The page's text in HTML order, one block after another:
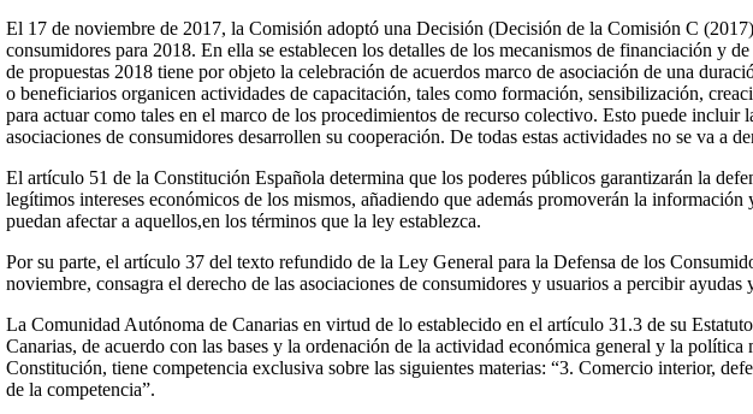
El 17 de noviembre de 2017, la Comisión adoptó una Decisión (Decisión de la Comisión C
consumidores para 2018. En ella se establecen los detalles de los mecanismos de financiación y
de propuestas 2018 tiene por objeto la celebración de acuerdos marco de asociación de una
o beneficiarios organicen actividades de capacitación, tales como formación, sensibilización,
para actuar como tales en el marco de los procedimientos de recurso colectivo. Esto puede
asociaciones de consumidores desarrollen su cooperación. De todas estas actividades no se va a
El artículo 51 de la Constitución Española determina que los poderes públicos garantizarán la
legítimos intereses económicos de los mismos, añadiendo que además promoverán la
puedan afectar a aquellos,en los términos que la ley establezca.
Por su parte, el artículo 37 del texto refundido de la Ley General para la Defensa de los
noviembre, consagra el derecho de las asociaciones de consumidores y usuarios a percibir
La Comunidad Autónoma de Canarias en virtud de lo establecido en el artículo 31.3 de su
Canarias, de acuerdo con las bases y la ordenación de la actividad económica general y la
Constitución, tiene competencia exclusiva sobre las siguientes materias: “3. Comercio interior,
de la competencia”.